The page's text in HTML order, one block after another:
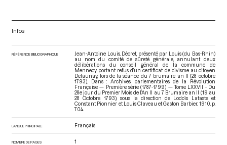
Infos
RÉFÉRENCE BIBLIOGRAPHIQUE
Jean-Antoine Louis. Décret, présenté par Louis (du Bas-Rhin)
au nom du comité de sûreté générale, annulant deux
délibérations du conseil général de la commune de
Mennecy portant refus d’un certificat de civisme au citoyen
Delaunay, lors de la séance du 7 brumaire an II (28 octobre
1793). Dans : Archives parlementaires de la Révolution
Française — Première série (1787-1799) — Tome LXXVII - Du
28e jour du Premier Mois de l’An II au 7 Brumaire an II (19 au
28 Octobre 1793), sous la direction de Lodoïs Lataste et
Constant Pionnier et Louis Claveau et Gaston Barbier. 1910. p.
704.
LANGUE PRINCIPALE Français
NOMBRE DE PAGES 1